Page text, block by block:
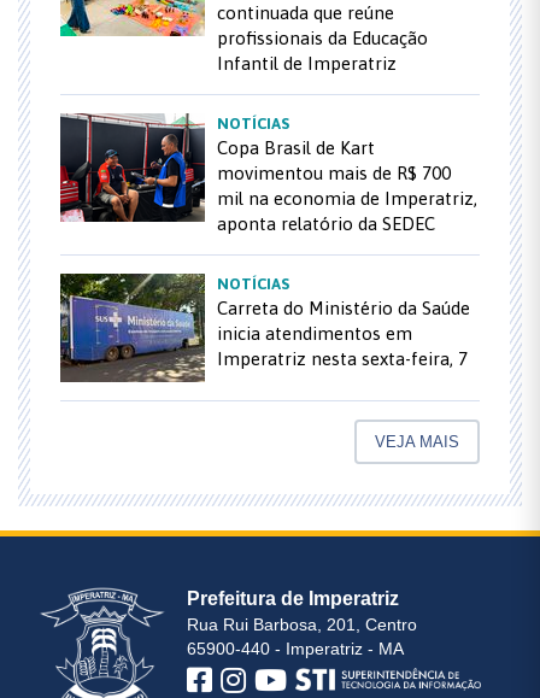
continuada que reúne
profissionais da Educação
Infantil de Imperatriz
NOTÍCIAS
Copa Brasil de Kart
movimentou mais de R$ 700
mil na economia de Imperatriz,
aponta relatório da SEDEC
NOTÍCIAS
Carreta do Ministério da Saúde
inicia atendimentos em
Imperatriz nesta sexta-feira, 7
VEJA MAIS
Prefeitura de Imperatriz
Rua Rui Barbosa, 201, Centro
65900-440 - Imperatriz - MA